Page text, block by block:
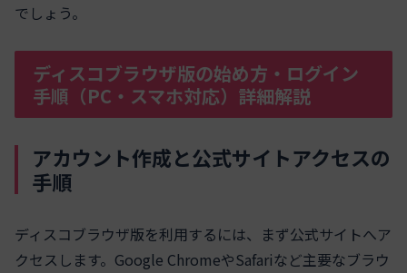
でしょう。
ディスコブラウザ版の始め方・ログイン
手順（PC・スマホ対応）詳細解説
アカウント作成と公式サイトアクセスの
手順
ディスコブラウザ版を利用するには、まず公式サイトへア
クセスします。Google ChromeやSafariなど主要なブラウ